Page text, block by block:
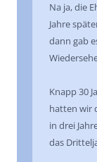
Na ja, die
Jahre
dann gab
Knapp 30
hatten wir
in drei
das